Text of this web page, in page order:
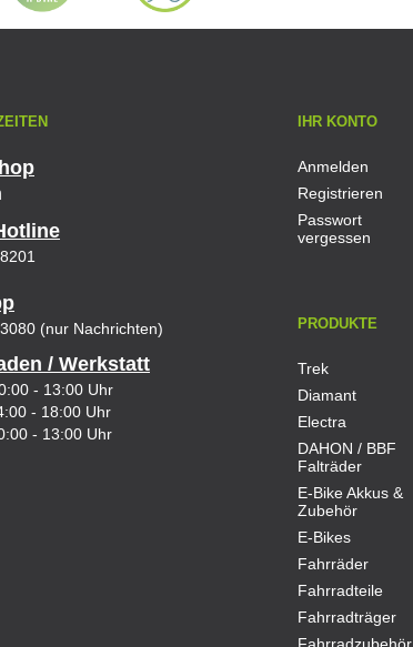
(nur Nachrichten)
/ Werkstatt
- 13:00 Uhr
- 18:00 Uhr
- 13:00 Uhr
IHR KONTO
Anmelden
Registrieren
Passwort
vergessen
PRODUKTE
Trek
Diamant
Electra
DAHON / BBF
Falträder
E-Bike Akkus &
Zubehör
E-Bikes
Fahrräder
Fahrradteile
Fahrradträger